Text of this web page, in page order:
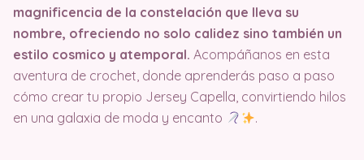
magnificencia de la constelación que lleva su
nombre, ofreciendo no solo calidez sino también un
estilo cosmico y atemporal. Acompáñanos en esta
aventura de crochet, donde aprenderás paso a paso
cómo crear tu propio Jersey Capella, convirtiendo hilos
en una galaxia de moda y encanto
.